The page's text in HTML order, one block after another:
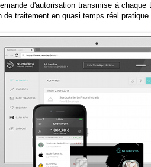
d'autorisation transmise à
de traitement en quasi temps réel pratique